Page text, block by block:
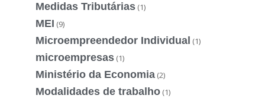
Medidas Tributárias (1)
MEI (9)
Microempreendedor Individual (1)
microempresas (1)
Ministério da Economia (2)
Modalidades de trabalho (1)